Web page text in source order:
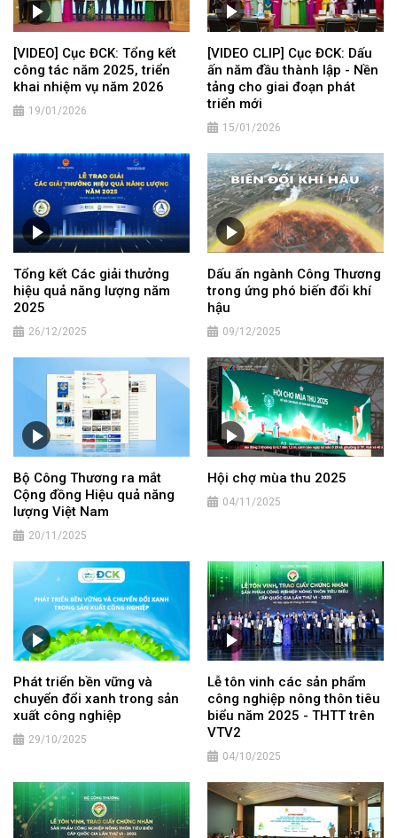
[VIDEO] Cục ĐCK: Tổng kết
công tác năm 2025, triển
khai nhiệm vụ năm 2026
19/01/2026
[VIDEO CLIP] Cục ĐCK: Dấu
ấn năm đầu thành lập - Nền
tảng cho giai đoạn phát
triển mới
15/01/2026
Tổng kết Các giải thưởng
hiệu quả năng lượng năm
2025
26/12/2025
Dấu ấn ngành Công Thương
trong ứng phó biến đổi khí
hậu
09/12/2025
Bộ Công Thương ra mắt
Cộng đồng Hiệu quả năng
lượng Việt Nam
20/11/2025
Hội chợ mùa thu 2025
04/11/2025
Phát triển bền vững và
chuyển đổi xanh trong sản
xuất công nghiệp
29/10/2025
Lễ tôn vinh các sản phẩm
công nghiệp nông thôn tiêu
biểu năm 2025 - THTT trên
VTV2
04/10/2025